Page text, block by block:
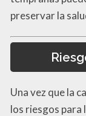
preservar la
Una vez que la
los riesgos para